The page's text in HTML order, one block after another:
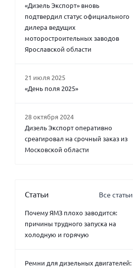
«Дизель Экспорт» вновь
подтвердил статус официального
дилера ведущих
моторостроительных заводов
Ярославской области
21 июля 2025
«День поля 2025»
28 октября 2024
Дизель Экспорт оперативно
среагировал на срочный заказ из
Московской области
Статьи Все статьи
Почему ЯМЗ плохо заводится:
причины трудного запуска на
холодную и горячую
Ремни для дизельных двигателей: